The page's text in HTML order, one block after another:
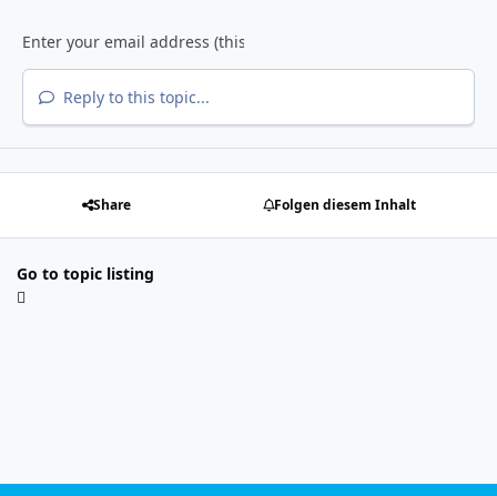
Reply to this topic...
Share Folgen diesem Inhalt
Go to topic listing